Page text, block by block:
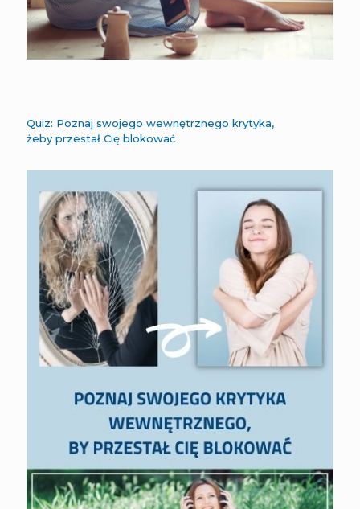
Quiz: Poznaj swojego wewnętrznego krytyka,
żeby przestał Cię blokować